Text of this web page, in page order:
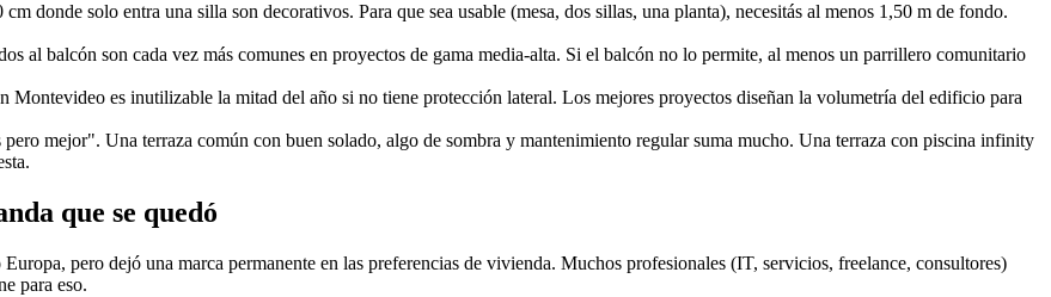
donde solo entra una silla son decorativos. Para que sea usable (mesa, dos sillas, una planta), necesitás al menos 1,50 m de fondo.
al balcón son cada vez más comunes en proyectos de gama media-alta. Si el balcón no lo permite, al menos un parrillero comunitario
Montevideo es inutilizable la mitad del año si no tiene protección lateral. Los mejores proyectos diseñan la volumetría del edificio para
mejor". Una terraza común con buen solado, algo de sombra y mantenimiento regular suma mucho. Una terraza con piscina infinity
que se quedó
pero dejó una marca permanente en las preferencias de vivienda. Muchos profesionales (IT, servicios, freelance, consultores)
para eso.